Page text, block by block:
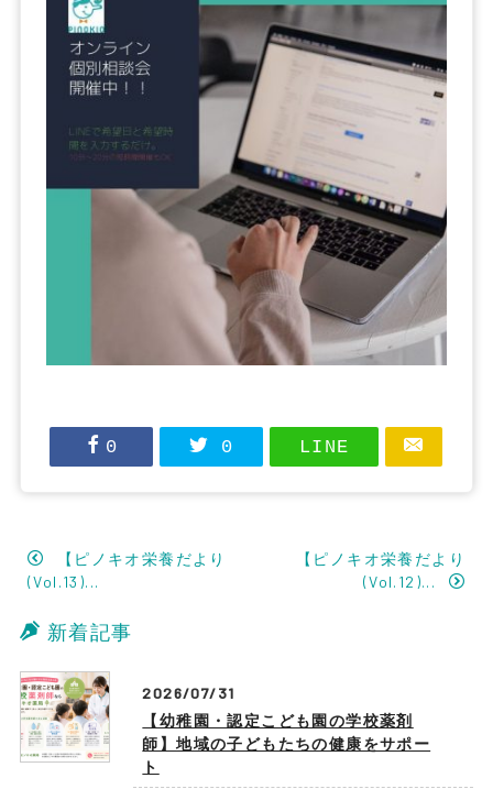
0 0 LINE
【ピノキオ栄養だより
(Vol.12)...
【ピノキオ栄養だより
(Vol.13)...
新着記事
2026/07/31
【幼稚園・認定こども園の学校薬剤
師】地域の子どもたちの健康をサポー
ト